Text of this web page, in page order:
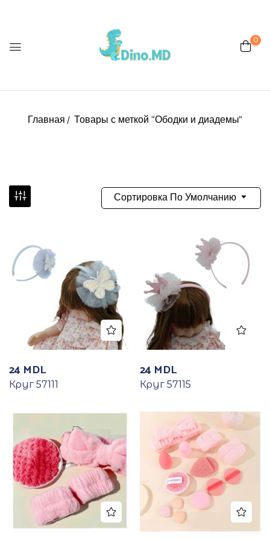
0
Главная Товары с меткой “Ободки и диадемы”
Сортировка По Умолчанию
24 MDL
Круг 57111
24 MDL
Круг 57115